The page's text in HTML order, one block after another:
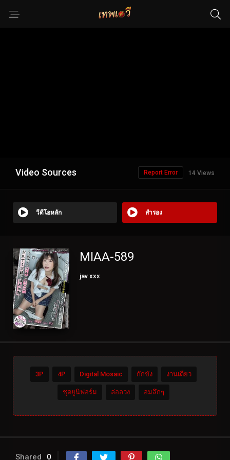
Video Sources 14 Views
Report Error
วีดีโอหลัก สำรอง
MIAA-589
jav xxx
3P 4P Digital Mosaic กักขัง งานเดี่ยว
ชุดยูนิฟอร์ม ล่อลวง อมลึกๆ
Shared 0